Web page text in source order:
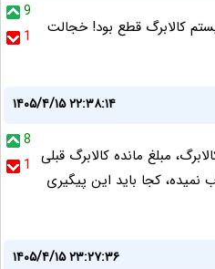
9
1
کالابرگ قطع بود! خجالت
۱۴۰۵/۴/۱۵ ۲۲:۳۸:۱۴
8
1
مبلغ مانده کالابرگ قبلی
کجا باید این پیگیری
۱۴۰۵/۴/۱۵ ۲۳:۲۷:۳۶